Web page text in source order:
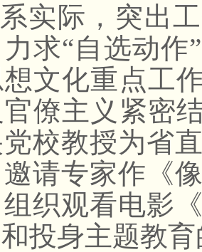
实际，突出
求“自选动
文化重点工
僚主义紧密
校教授为省
请专家作《
织观看电影
投身主题教